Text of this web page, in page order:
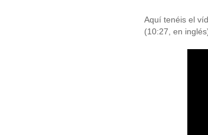
Aquí tenéis el
(10:27, en